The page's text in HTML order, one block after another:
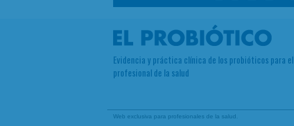
Evidencia y práctica clínica de los probióticos para el
profesional de la salud
Web exclusiva para profesionales de la salud.